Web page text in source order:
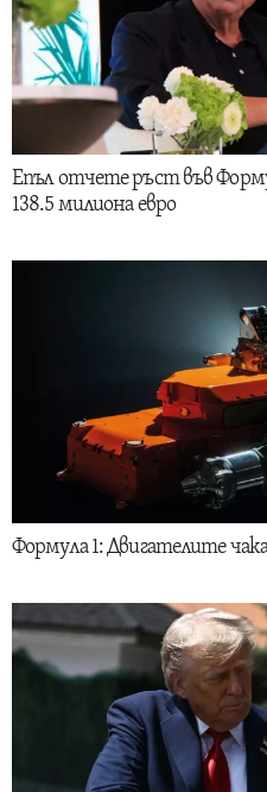
Епъл отчете ръст във
138.5 милиона евро
Формула 1: Двигателите